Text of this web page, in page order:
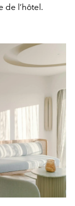
de l’hôtel.